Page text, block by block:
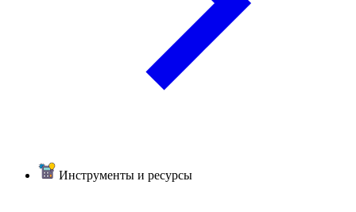
Инструменты и ресурсы